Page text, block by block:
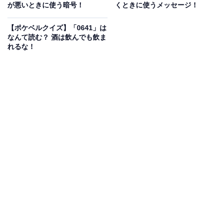
が悪いときに使う暗号！
くときに使うメッセージ！
【ポケベルクイズ】「0641」は
なんて読む？ 酒は飲んでも飲ま
れるな！